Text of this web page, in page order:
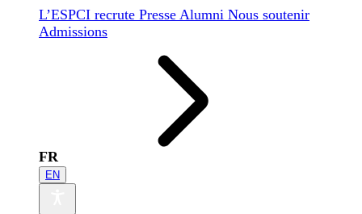
L’ESPCI recrute Presse Alumni Nous soutenir
Admissions
FR
EN